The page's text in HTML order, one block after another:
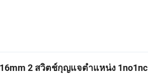
2 สวิตช์กุญแจตำแหน่ง 1no1nc